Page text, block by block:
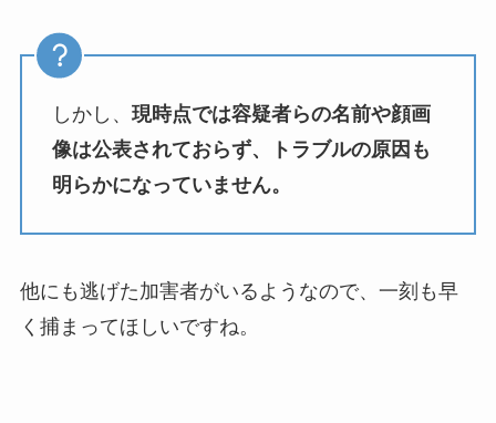
しかし、 現時点では容疑者らの名前や顔画
像は公表されておらず、トラブルの原因も
明らかになっていません。
他にも逃げた加害者がいるようなので、一刻も早
く捕まってほしいですね。